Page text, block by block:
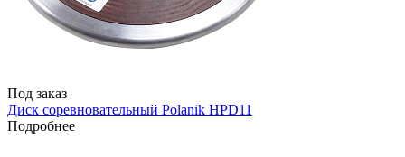
Под заказ
Диск соревновательный Polanik HPD11
Подробнее